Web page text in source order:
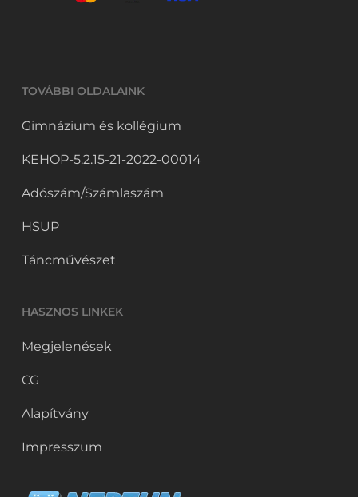
TOVÁBBI OLDALAINK
Gimnázium és kollégium
KEHOP-5.2.15-21-2022-00014
Adószám/Számlaszám
HSUP
Táncművészet
HASZNOS LINKEK
Megjelenések
CG
Alapítvány
Impresszum